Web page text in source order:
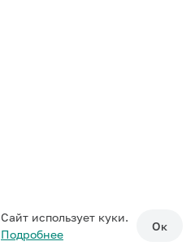
Сайт использует куки.
Подробнее
Ок